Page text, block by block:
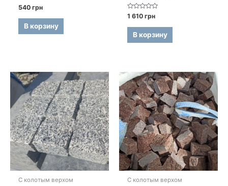
Оценка
0
из
540грн
В корзину
Оценка
0
из
1 610грн
В корзину
С колотым верхом С колотым верхом